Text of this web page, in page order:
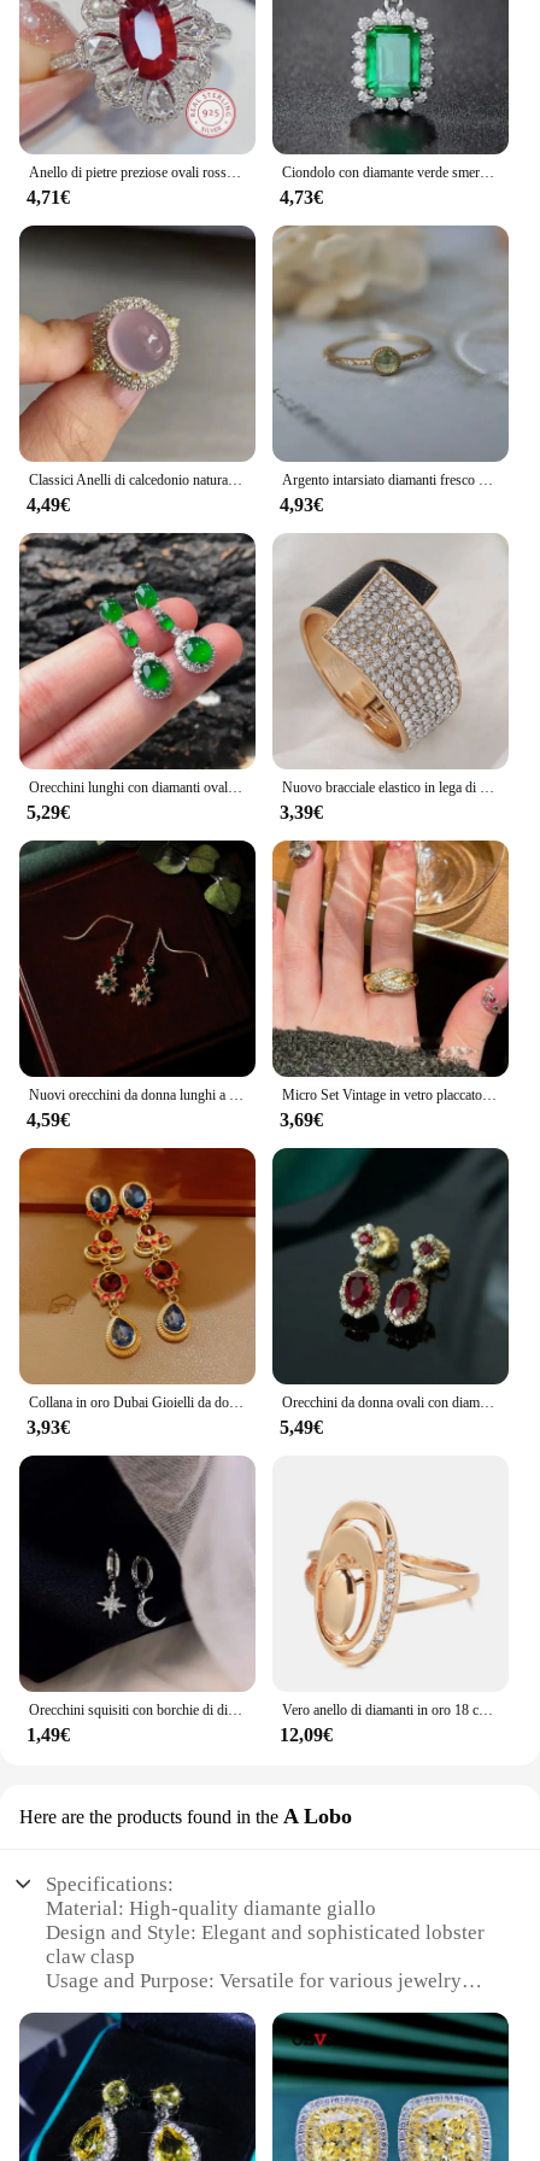
Anello di pietre preziose ovali rosse di lusso moda 925 gocce bianche in argento Sterling pieno di gioielli per banchetti di fascia alta con zirconi di diamanti
4,71€
Ciondolo con diamante verde smeraldo in vero argento sterling 925 con ciondolo per festa nuziale, collana per gioielli da donna Anelli
4,73€
Classici Anelli di calcedonio naturale per donna Squisito intarsio di diamanti ellisse Matrimonio Elegante anello viola rosa viola Gioielli
4,49€
Argento intarsiato diamanti fresco verde peridoto cristallo rotondo signore anello apertura regolabile delicato originale gioielli personalizzati
4,93€
Orecchini lunghi con diamanti ovali in giadeite di diaspro naturale Hetian gioielli in argento stile cinese di lusso retrò con ciondolo retrò
5,29€
Nuovo bracciale elastico in lega di pelle intarsiata con diamanti per donna, bracciale con diamanti alla moda e di fascia alta
3,39€
Nuovi orecchini da donna lunghi a stella a cinque punte gemma smeraldo stile palazzo temperamento retrò gioielli eleganti con diamanti rotti
4,59€
Micro Set Vintage in vetro placcato oro Vintage con anello del tesoro antico con diamante pieno
3,69€
3,93€
Orecchini da donna ovali con diamanti in argento rubino originali nuovi gioielli da sposa di lusso con fidanzamento lucido classico Vintage
5,49€
1,49€
Vero anello di diamanti in oro 18 carati per le donne per unire la festa con pietre preziose peridoto Anillos De Wedding Diamante fidanzamento gioielli Fine Ring Box
12,09€
Here are the products found in the A Lobo
Specifications:
Material: High-quality diamante giallo
Design and Style: Elegant and sophisticated lobster
claw clasp
Usage and Purpose: Versatile for various jewelry
Type and Category: Wholesale sets for sale
Performance and Property: Durable and long-lasting
Shape or Size or Weight or Quantity: Available in
multiple sizes and quantities
Features: